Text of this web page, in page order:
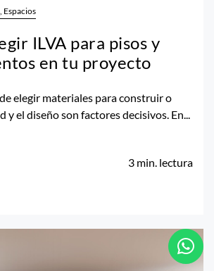
Espacios
ILVA para pisos y
en tu proyecto
elegir materiales para construir o
y el diseño son factores decisivos. En...
3 min. lectura